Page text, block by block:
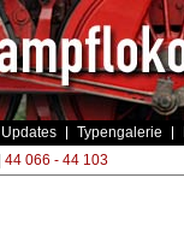
Updates Typengalerie
44 066 - 44 103